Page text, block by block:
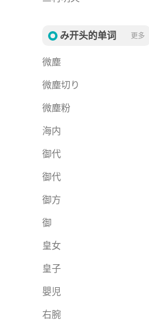
み开头的单词 更多
微塵
微塵切り
微塵粉
海内
御代
御代
御方
御
皇女
皇子
嬰児
右腕